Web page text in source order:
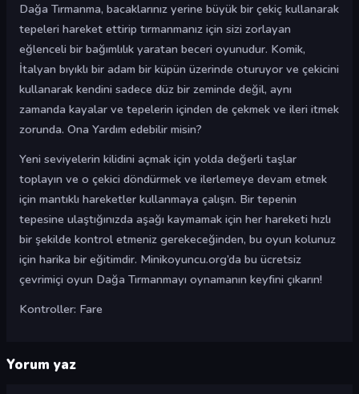
Dağa Tırmanma, bacaklarınız yerine büyük bir çekiç kullanarak
tepeleri hareket ettirip tırmanmanız için sizi zorlayan
eğlenceli bir bağımlılık yaratan beceri oyunudur. Komik,
İtalyan bıyıklı bir adam bir küpün üzerinde oturuyor ve çekicini
kullanarak kendini sadece düz bir zeminde değil, aynı
zamanda kayalar ve tepelerin içinden de çekmek ve ileri itmek
zorunda. Ona Yardım edebilir misin?
Yeni seviyelerin kilidini açmak için yolda değerli taşlar
toplayın ve o çekici döndürmek ve ilerlemeye devam etmek
için mantıklı hareketler kullanmaya çalışın. Bir tepenin
tepesine ulaştığınızda aşağı kaymamak için her hareketi hızlı
bir şekilde kontrol etmeniz gerekeceğinden, bu oyun kolunuz
için harika bir eğitimdir. Minikoyuncu.org’da bu ücretsiz
çevrimiçi oyun Dağa Tırmanmayı oynamanın keyfini çıkarın!
Kontroller: Fare
Yorum yaz